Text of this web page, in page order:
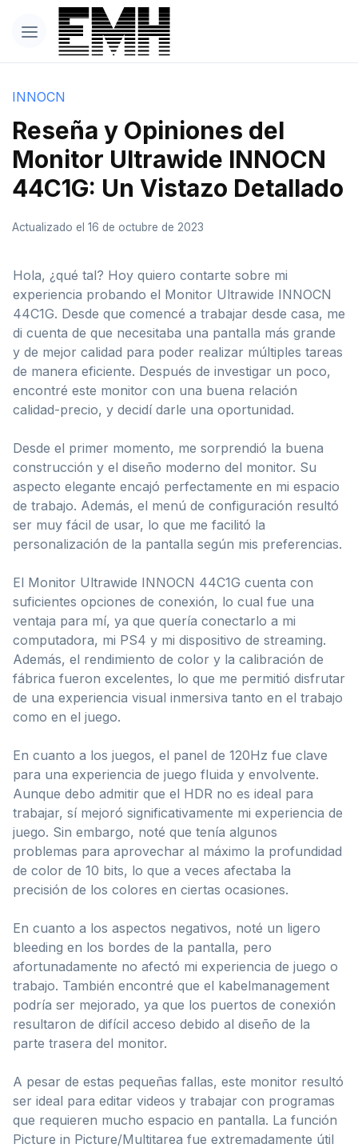
INNOCN
Reseña y Opiniones del
Monitor Ultrawide INNOCN
44C1G: Un Vistazo Detallado
Actualizado el 16 de octubre de 2023
Hola, ¿qué tal? Hoy quiero contarte sobre mi
experiencia probando el Monitor Ultrawide INNOCN
44C1G. Desde que comencé a trabajar desde casa, me
di cuenta de que necesitaba una pantalla más grande
y de mejor calidad para poder realizar múltiples tareas
de manera eficiente. Después de investigar un poco,
encontré este monitor con una buena relación
calidad-precio, y decidí darle una oportunidad.
Desde el primer momento, me sorprendió la buena
construcción y el diseño moderno del monitor. Su
aspecto elegante encajó perfectamente en mi espacio
de trabajo. Además, el menú de configuración resultó
ser muy fácil de usar, lo que me facilitó la
personalización de la pantalla según mis preferencias.
El Monitor Ultrawide INNOCN 44C1G cuenta con
suficientes opciones de conexión, lo cual fue una
ventaja para mí, ya que quería conectarlo a mi
computadora, mi PS4 y mi dispositivo de streaming.
Además, el rendimiento de color y la calibración de
fábrica fueron excelentes, lo que me permitió disfrutar
de una experiencia visual inmersiva tanto en el trabajo
como en el juego.
En cuanto a los juegos, el panel de 120Hz fue clave
para una experiencia de juego fluida y envolvente.
Aunque debo admitir que el HDR no es ideal para
trabajar, sí mejoró significativamente mi experiencia de
juego. Sin embargo, noté que tenía algunos
problemas para aprovechar al máximo la profundidad
de color de 10 bits, lo que a veces afectaba la
precisión de los colores en ciertas ocasiones.
En cuanto a los aspectos negativos, noté un ligero
bleeding en los bordes de la pantalla, pero
afortunadamente no afectó mi experiencia de juego o
trabajo. También encontré que el kabelmanagement
podría ser mejorado, ya que los puertos de conexión
resultaron de difícil acceso debido al diseño de la
parte trasera del monitor.
A pesar de estas pequeñas fallas, este monitor resultó
ser ideal para editar videos y trabajar con programas
que requieren mucho espacio en pantalla. La función
Picture in Picture/Multitarea fue extremadamente útil